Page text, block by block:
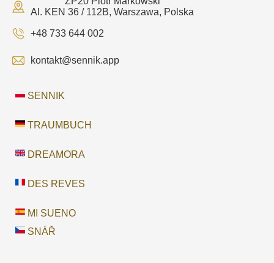
Al. KEN 36 / 112B, Warszawa, Polska
+48 733 644 002
kontakt@sennik.app
SENNIK
TRAUMBUCH
DREAMORA
DES REVES
MI SUENO
SNÁŘ